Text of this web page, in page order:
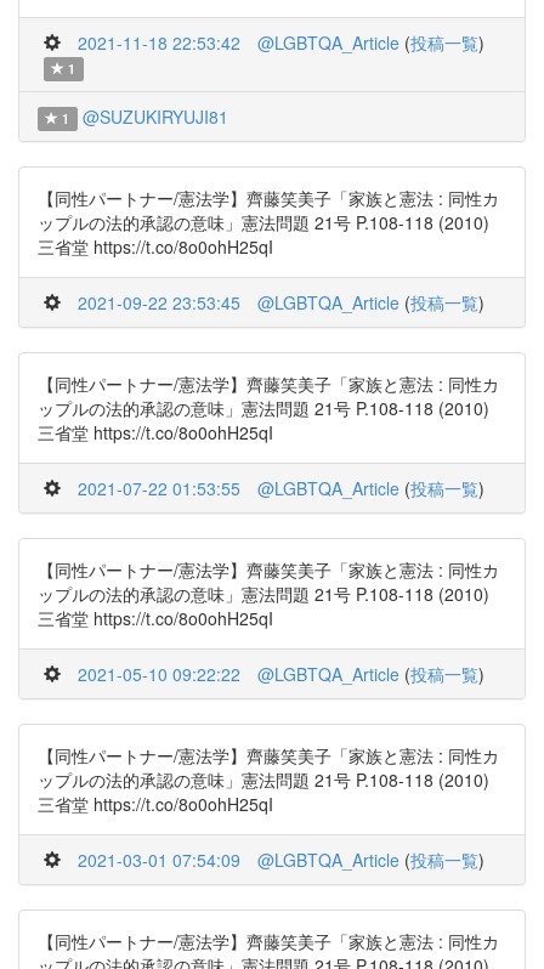
2021-11-18 22:53:42 @LGBTQA_Article (投稿一覧)
1
1 @SUZUKIRYUJI81
【同性パートナー/憲法学】齊藤笑美子「家族と憲法 : 同性カ
ップルの法的承認の意味」憲法問題 21号 P.108-118 (2010)
三省堂 https://t.co/8o0ohH25qI
2021-09-22 23:53:45 @LGBTQA_Article (投稿一覧)
【同性パートナー/憲法学】齊藤笑美子「家族と憲法 : 同性カ
ップルの法的承認の意味」憲法問題 21号 P.108-118 (2010)
三省堂 https://t.co/8o0ohH25qI
2021-07-22 01:53:55 @LGBTQA_Article (投稿一覧)
【同性パートナー/憲法学】齊藤笑美子「家族と憲法 : 同性カ
ップルの法的承認の意味」憲法問題 21号 P.108-118 (2010)
三省堂 https://t.co/8o0ohH25qI
2021-05-10 09:22:22 @LGBTQA_Article (投稿一覧)
【同性パートナー/憲法学】齊藤笑美子「家族と憲法 : 同性カ
ップルの法的承認の意味」憲法問題 21号 P.108-118 (2010)
三省堂 https://t.co/8o0ohH25qI
2021-03-01 07:54:09 @LGBTQA_Article (投稿一覧)
【同性パートナー/憲法学】齊藤笑美子「家族と憲法 : 同性カ